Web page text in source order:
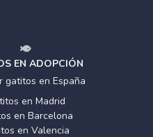
EN ADOPCIÓN
gatitos en España
en Madrid
en Barcelona
en Valencia